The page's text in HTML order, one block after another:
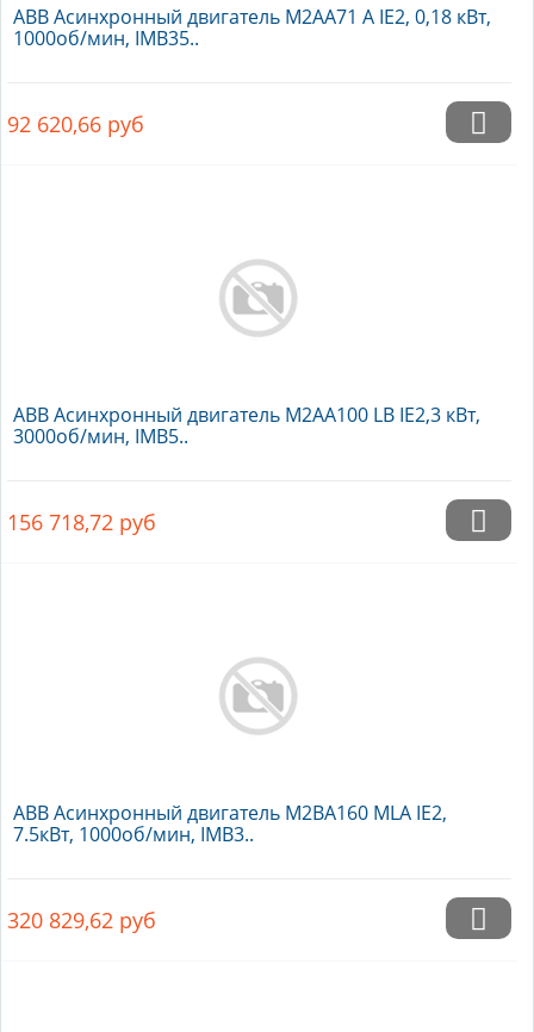
ABB Асинхронный двигатель M2AA71 A IE2, 0,18 кВт,
1000об/мин, IMB35..
92 620,66 руб
ABB Асинхронный двигатель M2AA100 LB IE2,3 кВт,
3000об/мин, IMB5..
156 718,72 руб
ABB Асинхронный двигатель M2BA160 MLA IE2,
7.5кВт, 1000об/мин, IMB3..
320 829,62 руб